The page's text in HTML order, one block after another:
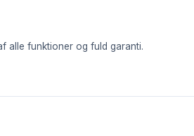
alle funktioner og fuld garanti.